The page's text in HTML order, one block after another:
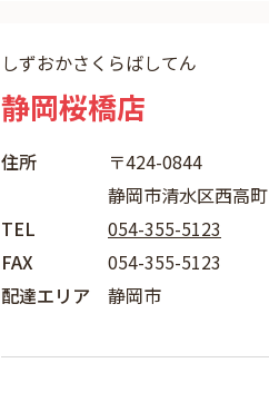
しずおかさくらばしてん
静岡桜橋店
住所
〒424-0844
静岡市清水区西高
TEL
054-355-5123
FAX
054-355-5123
配達エリア
静岡市